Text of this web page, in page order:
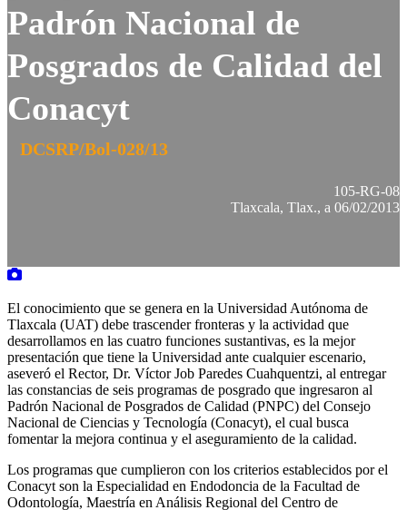
Padrón Nacional de
Posgrados de Calidad del
Conacyt
DCSRP/Bol-028/13
105-RG-08
Tlaxcala, Tlax., a 06/02/2013
El conocimiento que se genera en la Universidad Autónoma de
Tlaxcala (UAT) debe trascender fronteras y la actividad que
desarrollamos en las cuatro funciones sustantivas, es la mejor
presentación que tiene la Universidad ante cualquier escenario,
aseveró el Rector, Dr. Víctor Job Paredes Cuahquentzi, al entregar
las constancias de seis programas de posgrado que ingresaron al
Padrón Nacional de Posgrados de Calidad (PNPC) del Consejo
Nacional de Ciencias y Tecnología (Conacyt), el cual busca
fomentar la mejora continua y el aseguramiento de la calidad.
Los programas que cumplieron con los criterios establecidos por el
Conacyt son la Especialidad en Endodoncia de la Facultad de
Odontología, Maestría en Análisis Regional del Centro de